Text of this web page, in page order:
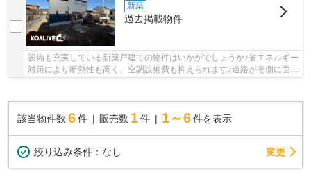
新築
過去掲載物件
設備も充実している新築戸建ての物件はいかがでしょうか♪省エネルギー
対策により断熱性も高く、空調設備費も抑えられます♪道路が南側に面し
ているので、とてもニーズが高いです♪外壁材...
該当物件数 6件 販売数 1 件 1～6 件を表示
絞り込み条件： なし 変更